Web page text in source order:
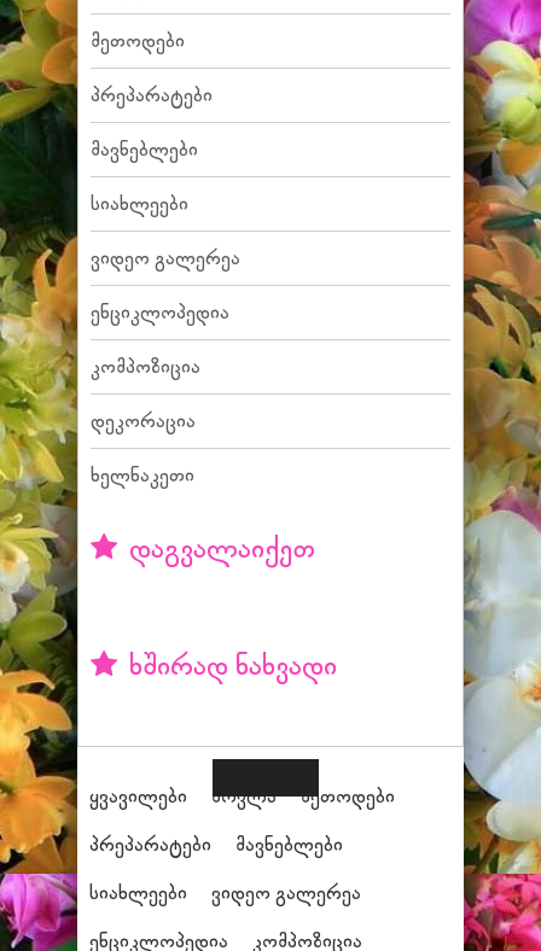
მეთოდები
პრეპარატები
მავნებლები
სიახლეები
ვიდეო გალერეა
ენციკლოპედია
კომპოზიცია
დეკორაცია
ხელნაკეთი
დაგვალაიქეთ
ხშირად ნახვადი
ყვავილები მოვლა
მეთოდები
პრეპარატები
მავნებლები
სიახლეები
ვიდეო გალერეა
ენციკლოპედია
კომპოზიცია